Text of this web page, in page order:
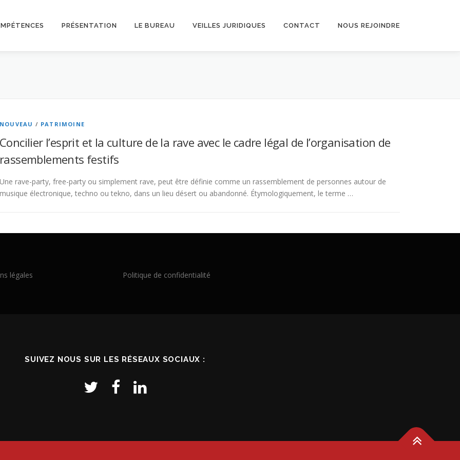
PRÉSENTATION LE BUREAU VEILLES JURIDIQUES CONTACT NOUS REJOINDRE
NOUVEAU / PATRIMOINE
Concilier l’esprit et la culture de la rave avec le cadre légal de l’organisation de
rassemblements festifs
Une rave-party, free-party ou simplement rave, peut être définie comme un rassemblement de personnes autour de
musique électronique, techno ou tekno, dans un lieu désert ou abandonné. Étymologiquement, le terme …
légales Politique de confidentialité
SUIVEZ NOUS SUR LES RÉSEAUX SOCIAUX :